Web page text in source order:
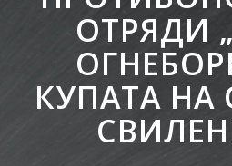
ОТРЯДИ
КУПАТА